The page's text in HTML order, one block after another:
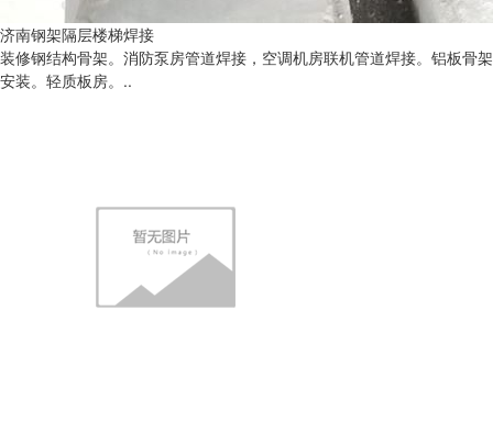
济南钢架隔层楼梯焊接
装修钢结构骨架。消防泵房管道焊接，空调机房联机管道焊接。铝板骨架
安装。轻质板房。..